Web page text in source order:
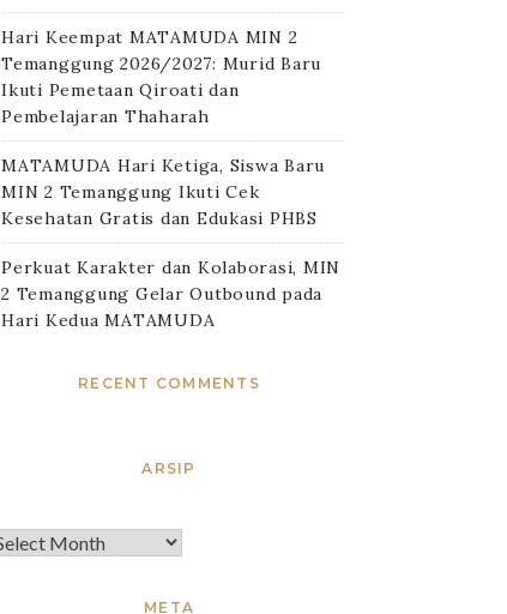
Hari Keempat MATAMUDA MIN 2
Temanggung 2026/2027: Murid Baru
Ikuti Pemetaan Qiroati dan
Pembelajaran Thaharah
MATAMUDA Hari Ketiga, Siswa Baru
MIN 2 Temanggung Ikuti Cek
Kesehatan Gratis dan Edukasi PHBS
Perkuat Karakter dan Kolaborasi, MIN
2 Temanggung Gelar Outbound pada
Hari Kedua MATAMUDA
RECENT COMMENTS
ARSIP
META